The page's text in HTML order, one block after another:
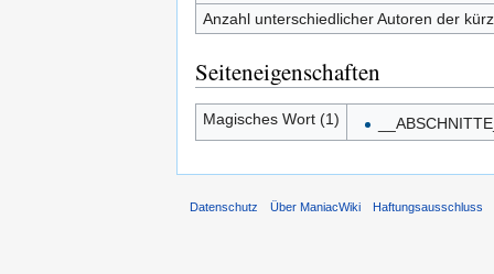
Anzahl unterschiedlicher Autoren der
Seiteneigenschaften
Magisches Wort (1)
Datenschutz Über ManiacWiki Haftungsausschluss